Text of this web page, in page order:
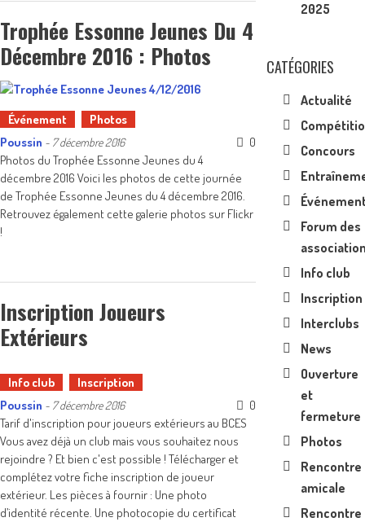
Trophée Essonne Jeunes Du 4
Décembre 2016 : Photos
Événement
Photos
Poussin - 7 décembre 2016
0
Photos du Trophée Essonne Jeunes du 4
décembre 2016 Voici les photos de cette journée
de Trophée Essonne Jeunes du 4 décembre 2016.
Retrouvez également cette galerie photos sur Flickr
!
Inscription Joueurs
Extérieurs
Info club
Inscription
Poussin - 7 décembre 2016
0
Tarif d'inscription pour joueurs extérieurs au BCES
Vous avez déjà un club mais vous souhaitez nous
rejoindre ? Et bien c'est possible ! Télécharger et
complétez votre fiche inscription de joueur
extérieur. Les pièces à fournir : Une photo
d’identité récente. Une photocopie du certificat
2025
CATÉGORIES
Actualité
Concours
Forum des
Info club
Inscription
Interclubs
News
Ouverture
et
fermeture
Photos
Rencontre
amicale
Rencontre